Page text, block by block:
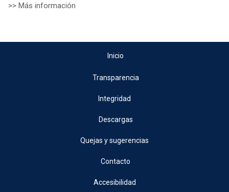
>> Más información
Inicio
Transparencia
Integridad
Descargas
Quejas y sugerencias
Contacto
Accesibilidad